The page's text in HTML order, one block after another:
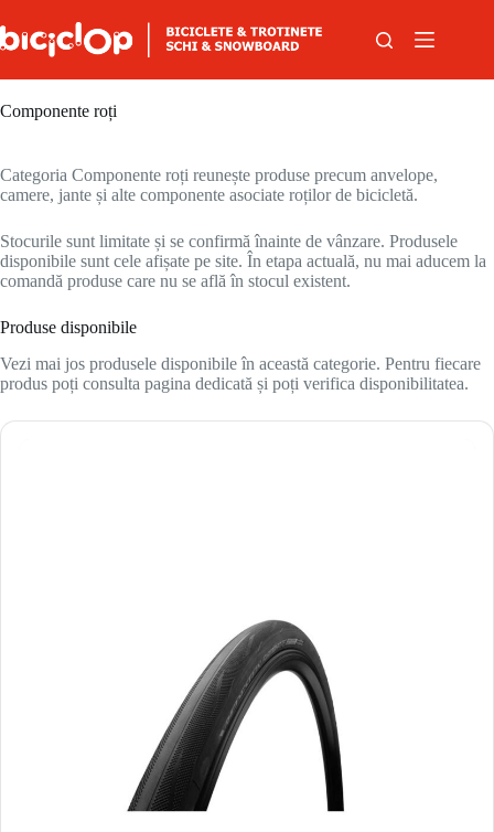
Componente roți
Categoria Componente roți reunește produse precum anvelope,
camere, jante și alte componente asociate roților de bicicletă.
Stocurile sunt limitate și se confirmă înainte de vânzare. Produsele
disponibile sunt cele afișate pe site. În etapa actuală, nu mai aducem la
comandă produse care nu se află în stocul existent.
Produse disponibile
Vezi mai jos produsele disponibile în această categorie. Pentru fiecare
produs poți consulta pagina dedicată și poți verifica disponibilitatea.